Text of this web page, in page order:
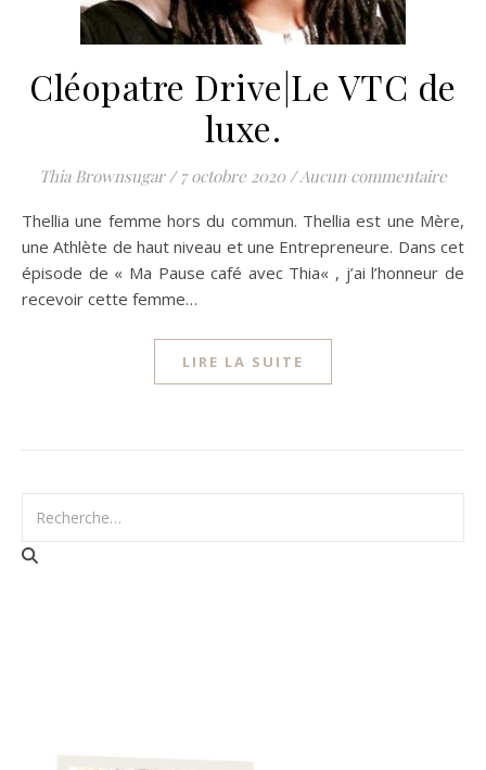
Cléopatre Drive|Le VTC de
luxe.
Thia Brownsugar / 7 octobre 2020 /Aucun commentaire
Thellia une femme hors du commun. Thellia est une Mère,
une Athlète de haut niveau et une Entrepreneure. Dans cet
épisode de « Ma Pause café avec Thia« , j’ai l’honneur de
recevoir cette femme…
LIRE LA SUITE